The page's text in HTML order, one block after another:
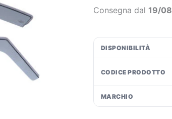
per
Delta
(06/08>06/15)
Consegna dal 19/
DISPONIBILITÀ
CODICE PRODOTTO
MARCHIO